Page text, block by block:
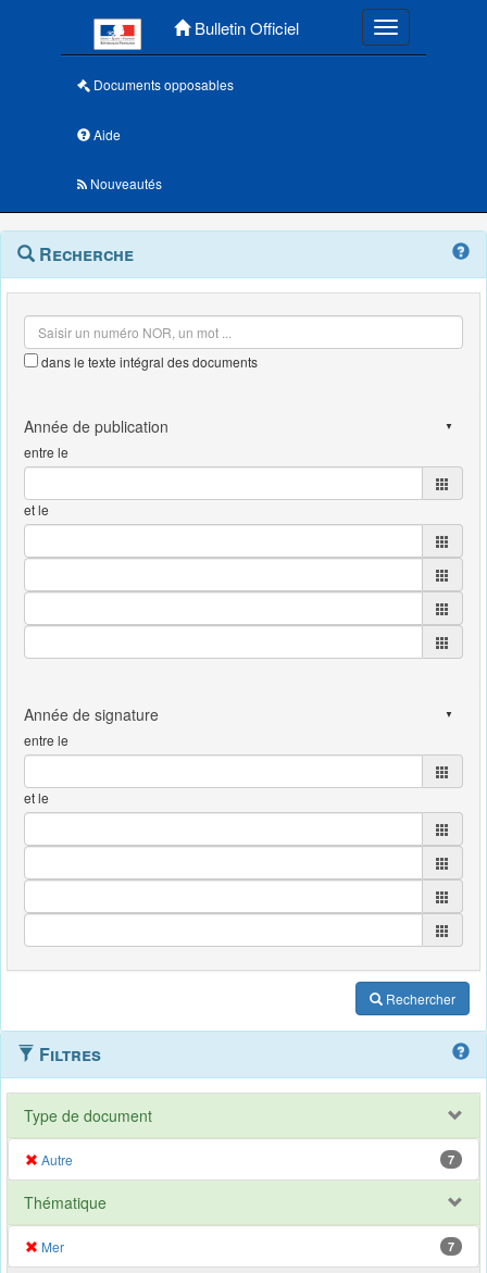
Bulletin Officiel Toggle
Documents opposables
Aide
Nouveautés
Navigation
outils
Menu
contextuel
Recherche
dans le texte intégral des documents
entre le
et le
entre le
et le
Rechercher
Filtres
Type de document
Autre 7
Thématique
Mer 7